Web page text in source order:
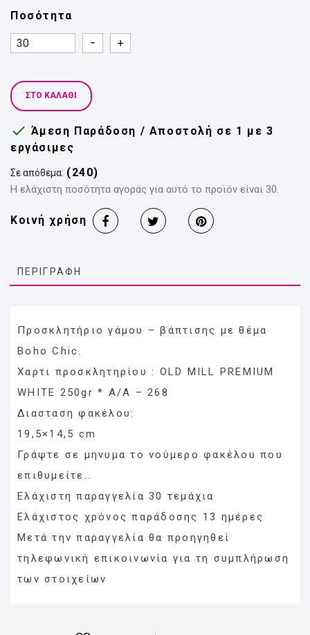
Ποσότητα
Quantity
Quantity
ΣΤΟ ΚΑΛΆΘΙ
 Άμεση Παράδοση / Αποστολή σε 1 με 3
εργάσιμες
Σε απόθεμα: (240)
Η ελάχιστη ποσότητα αγοράς για αυτό το προϊόν είναι 30.
Κοινή χρήση
ΠΕΡΙΓΡΑΦΉ
Προσκλητήριο γάμου – βάπτισης με θέμα
Boho Chic.
Χαρτι προσκλητηρίου : OLD MILL PREMIUM
WHITE 250gr * Α/Α – 268
Διασταση φακέλου:
19,5×14,5 cm
Γράψτε σε μηνυμα το νούμερο φακέλου που
επιθυμείτε..
Ελάχιστη παραγγελία 30 τεμάχια
Ελάχιστος χρόνος παράδοσης 13 ημέρες
Μετά την παραγγελία θα προηγηθεί
τηλεφωνική επικοινωνία για τη συμπλήρωση
των στοιχείων